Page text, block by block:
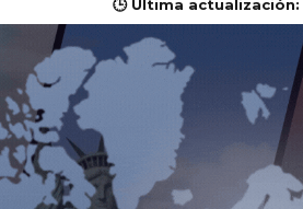
🕒 Última actualización: